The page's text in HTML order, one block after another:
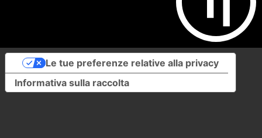
Informativa sulla raccolta
Le tue preferenze relative alla privacy